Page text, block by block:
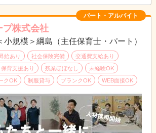
パート・アルバイト
株式会社
小規模＞綱島（主任保育士・パート）
給あり 社会保険完備
交通費支給あり
育支援あり 残業ほぼなし
未経験OK
クOK 制服貸与 ブランクOK WEB面接OK